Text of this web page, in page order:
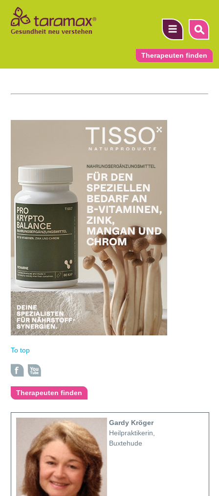
Therapeuten finden
To top
Therapeuten finden
Gardy Kröger
Heilpraktikerin,
Buxtehude